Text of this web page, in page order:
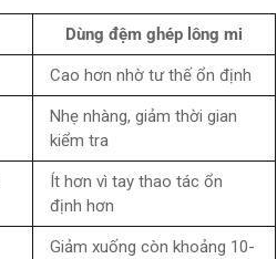
Dùng đệm ghép lông mi
Cao hơn nhờ tư thế ổn định
Nhẹ nhàng, giảm thời gian
kiểm tra
Ít hơn vì tay thao tác ổn
định hơn
Giảm xuống còn khoảng 10-